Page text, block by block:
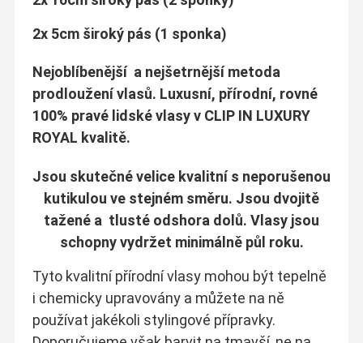
2x 5cm široký pás (1 sponka)
Nejoblíbenější a nejšetrnější metoda
prodloužení vlasů. Luxusní, přírodní, rovné
100% pravé lidské vlasy v CLIP IN LUXURY
ROYAL kvalitě.
Jsou skutečné velice kvalitní s neporušenou
kutikulou ve stejném směru. Jsou dvojitě
tažené a tlusté odshora dolů. Vlasy jsou
schopny vydržet minimálně půl roku.
Tyto kvalitní přírodní vlasy mohou být tepelně
i chemicky upravovány a můžete na ně
používat jakékoli stylingové přípravky.